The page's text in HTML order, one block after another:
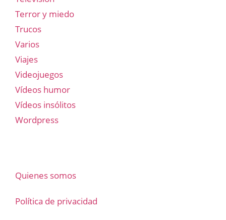
Terror y miedo
Trucos
Varios
Viajes
Videojuegos
Vídeos humor
Vídeos insólitos
Wordpress
Quienes somos
Política de privacidad